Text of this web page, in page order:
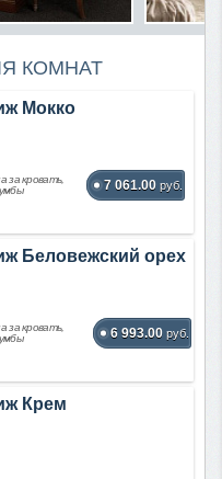
КОМНАТ
Мокко
за кровать,
7 061.00 руб.
Беловежский орех
за кровать,
6 993.00 руб.
Крем